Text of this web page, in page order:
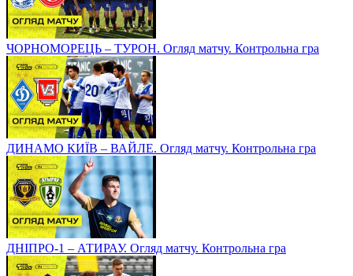
ЧОРНОМОРЕЦЬ – ТУРОН. Огляд матчу. Контрольна гра
ДИНАМО КИЇВ – ВАЙЛЕ. Огляд матчу. Контрольна гра
ДНІПРО-1 – АТИРАУ. Огляд матчу. Контрольна гра